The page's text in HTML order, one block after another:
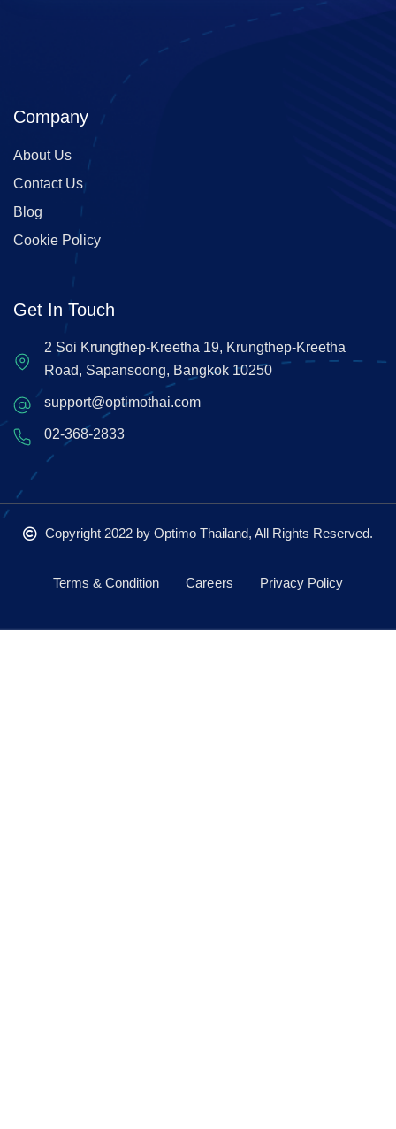
Company
About Us
Contact Us
Blog
Cookie Policy
Get In Touch
2 Soi Krungthep-Kreetha 19, Krungthep-Kreetha
Road, Sapansoong, Bangkok 10250
support@optimothai.com
02-368-2833
Copyright 2022 by Optimo Thailand, All Rights Reserved.
Terms & Condition Careers Privacy Policy